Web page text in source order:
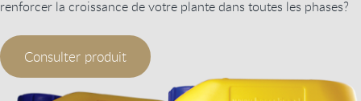
renforcer la croissance de votre plante dans toutes les phases?
Consulter produit